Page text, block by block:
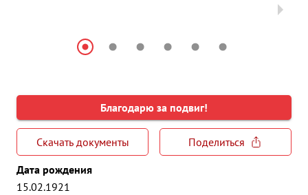
Благодарю за подвиг!
Скачать документы
Поделиться
Дата рождения
15.02.1921